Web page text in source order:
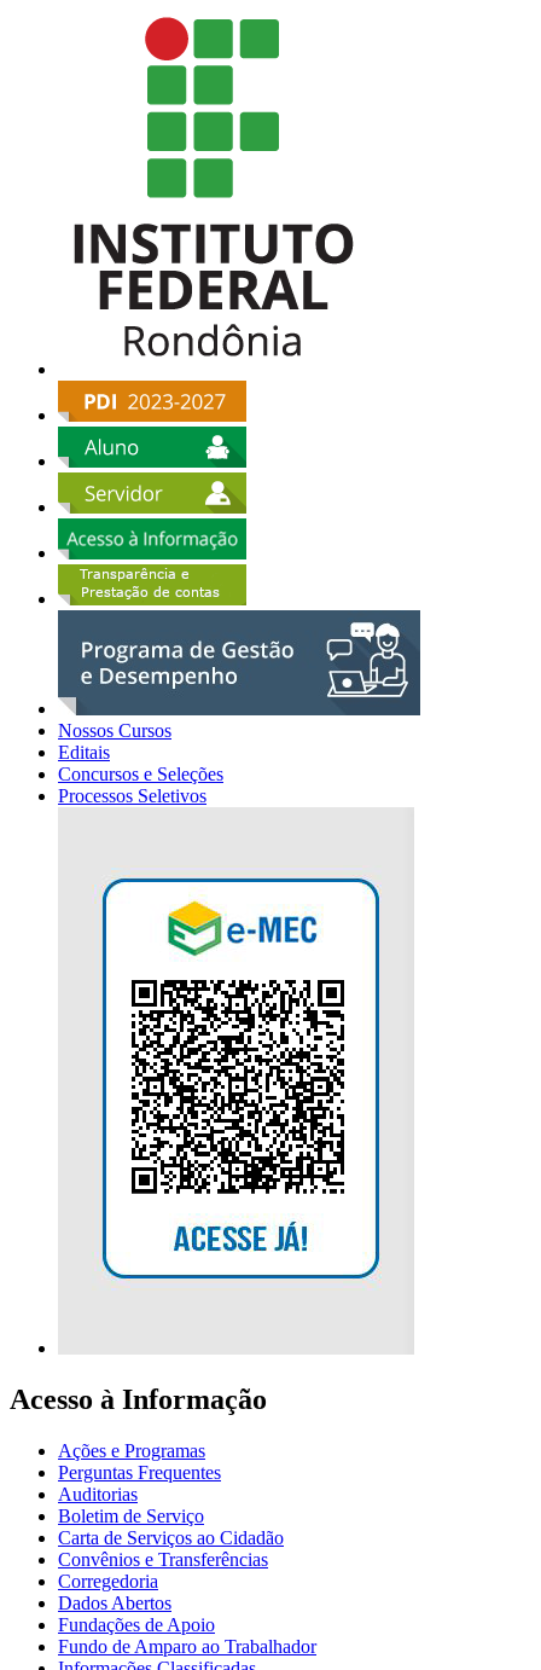
Nossos Cursos
Editais
Concursos e Seleções
Processos Seletivos
Acesso à Informação
Ações e Programas
Perguntas Frequentes
Auditorias
Boletim de Serviço
Carta de Serviços ao Cidadão
Convênios e Transferências
Corregedoria
Dados Abertos
Fundações de Apoio
Fundo de Amparo ao Trabalhador